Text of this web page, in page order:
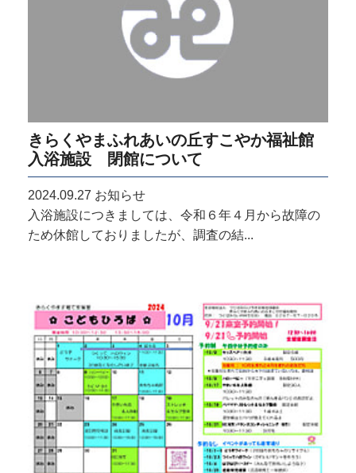
きらくやまふれあいの丘すこやか福祉館
入浴施設 閉館について
2024.09.27 お知らせ
入浴施設につきましては、令和６年４月から故障の
ため休館しておりましたが、調査の結...